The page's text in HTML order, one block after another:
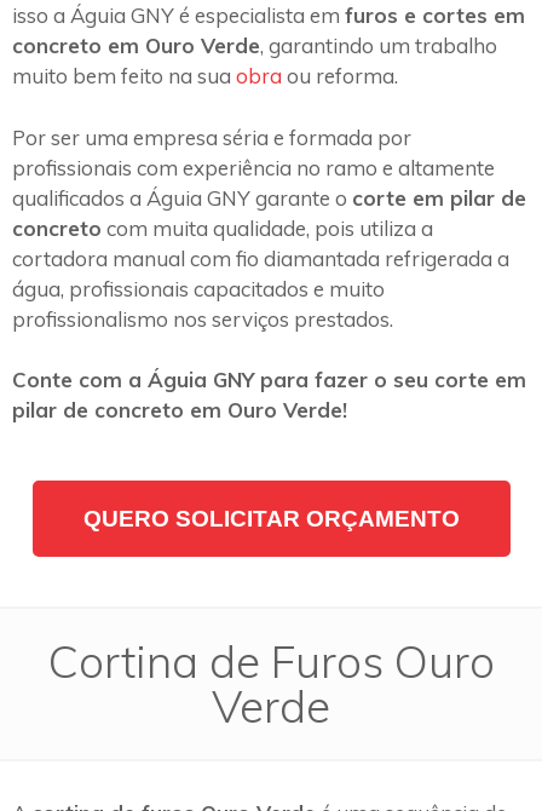
isso a Águia GNY é especialista em furos e cortes em
concreto em Ouro Verde, garantindo um trabalho
muito bem feito na sua obra ou reforma.
Por ser uma empresa séria e formada por
profissionais com experiência no ramo e altamente
qualificados a Águia GNY garante o corte em pilar de
concreto com muita qualidade, pois utiliza a
cortadora manual com fio diamantada refrigerada a
água, profissionais capacitados e muito
profissionalismo nos serviços prestados.
Conte com a Águia GNY para fazer o seu corte em
pilar de concreto em Ouro Verde!
QUERO SOLICITAR ORÇAMENTO
Cortina de Furos Ouro
Verde